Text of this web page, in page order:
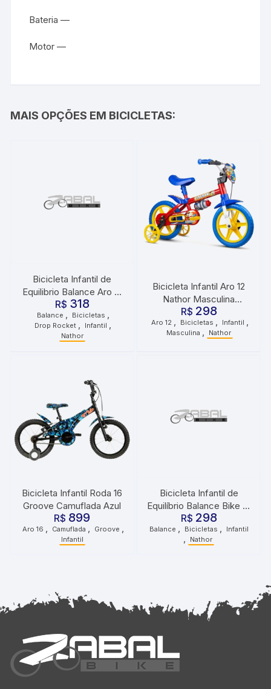
Bateria —
Motor —
MAIS OPÇÕES EM BICICLETAS:
Bicicleta Infantil de
Equilibrio Balance Aro 12
Drop Rocket Laranja
R$ 318
Balance Bicicletas
Drop Rocket Infantil
Nathor
Bicicleta Infantil Aro 12
Nathor Masculina
Fireman Vermelho
R$ 298
Aro 12 , Bicicletas , Infantil ,
Masculina , Nathor
Bicicleta Infantil Roda 16
Groove Camuflada Azul
R$ 899
Aro 16 Camuflada Groove
Infantil
Bicicleta Infantil de
Equilíbrio Balance Bike 12
Motor X Nathor
Vermelho
R$ 298
Balance Bicicletas Infantil
Nathor